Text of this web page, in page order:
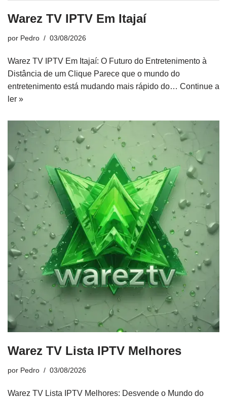
Warez TV IPTV Em Itajaí
por Pedro 03/08/2026
Warez TV IPTV Em Itajaí: O Futuro do Entretenimento à
Distância de um Clique Parece que o mundo do
entretenimento está mudando mais rápido do… Continue a
ler »
Warez TV Lista IPTV Melhores
por Pedro 03/08/2026
Warez TV Lista IPTV Melhores: Desvende o Mundo do